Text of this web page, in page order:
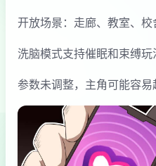
开放场景：走廊、教室、校
洗脑模式支持催眠和束缚玩
参数未调整，主角可能容易